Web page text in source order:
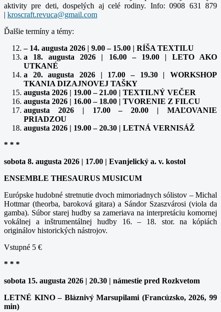
aktivity pre deti, dospelých aj celé rodiny. Info: 0908 631 879
| kroscraft.revuca@gmail.com
Ďalšie termíny a témy:
– 14. augusta 2026 | 9.00 – 15.00 | RÍŠA TEXTILU
a 18. augusta 2026 | 16.00 – 19.00 | LETO AKO
UTKANÉ
a 20. augusta 2026 | 17.00 – 19.30 | WORKSHOP
TKANIA DIZAJNOVEJ TAŠKY
augusta 2026 | 19.00 – 21.00 | TEXTILNÝ VEČER
augusta 2026 | 16.00 – 18.00 | TVORENIE Z FILCU
augusta 2026 | 17.00 – 20.00 | MAĽOVANIE
PRIADZOU
augusta 2026 | 19.00 – 20.30 | LETNÁ VERNISÁŽ
* * *
sobota 8. augusta 2026 | 17.00 | Evanjelický a. v. kostol
ENSEMBLE THESAURUS MUSICUM
Európske hudobné stretnutie dvoch mimoriadnych sólistov – Michal
Hottmar (theorba, baroková gitara) a Sándor Szaszvárosi (viola da
gamba). Súbor starej hudby sa zameriava na interpretáciu komornej
vokálnej a inštrumentálnej hudby 16. – 18. stor. na kópiách
originálov historických nástrojov.
Vstupné 5 €
* * *
sobota 15. augusta 2026 | 20.30 | námestie pred Rozkvetom
LETNÉ KINO – Bláznivý Marsupilami (Francúzsko, 2026, 99
min)